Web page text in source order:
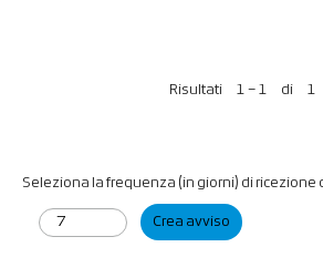
Risultati 1 – 1 di 1
Seleziona la frequenza (in giorni) di ricezione
Crea avviso